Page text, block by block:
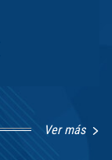
Ver más